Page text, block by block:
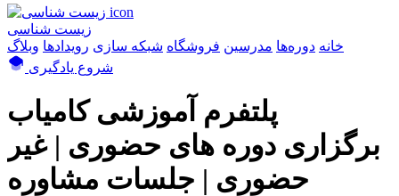
زیست شناسی
خانه دوره‌ها مدرسین فروشگاه شبکه سازی رویداد‌ها وبلاگ
شروع یادگیری
پلتفرم آموزشی کامیاب
برگزاری دوره های حضوری | غیر
حضوری | جلسات مشاوره